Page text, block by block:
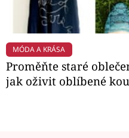
Sledujte nás
MÓDA A KRÁSA
Proměňte staré
jak oživit oblíbené